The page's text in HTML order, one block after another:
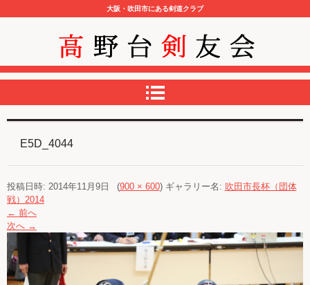
高野台剣友会
大阪・吹田市にある剣道クラブ
E5D_4044
投稿日時: 2014年11月9日 (900 × 600) ギャラリー名: 吹田市長杯（団体
戦）2014
← 前へ
次へ →